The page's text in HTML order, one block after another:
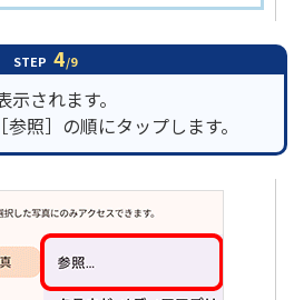
STEP 4/9
されます。
照］の順にタップします。